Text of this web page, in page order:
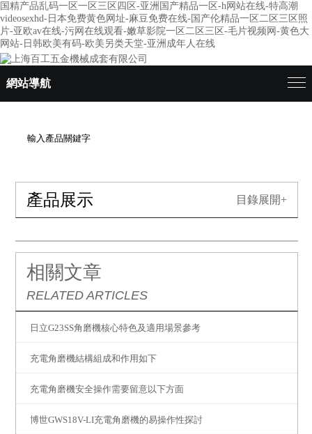
国精产品乱码一区一区三区四区-亚洲国产精品一区-h网站在线-特高潮
videosexhd-日本免费黄色网址-麻豆免费在线-国产伦精品一区二区三区照
片-亚欧av在线-污网在线观看-嫩草影院一区二区三区-毛片视频网-黄色大
网站-日韩欧美有码-欧美另类天堂-亚洲成年人在线
網站導航
產品展示 目錄展開+
相關文章
RELATED ARTICLES
日立G23SS角磨機核心特色及適用場景參考
充電角磨機結構組成和作用如下
充電角磨機安全操作需要留意以下方面
博世GWS18V-LI充電角磨機的易操作性探討